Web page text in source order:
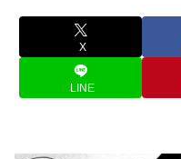
X
LINE